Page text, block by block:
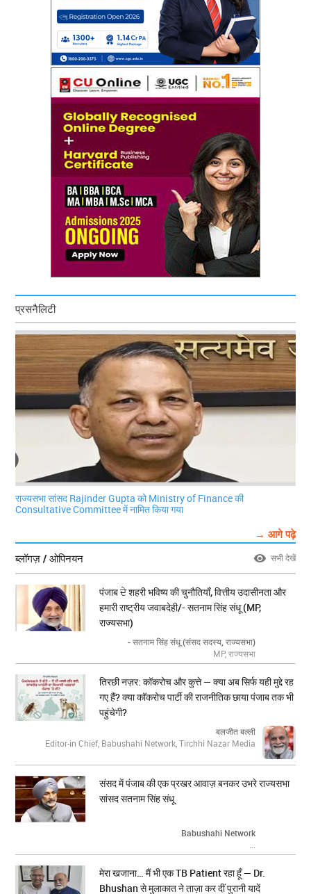
प्रसनैलिटी
राज्यसभा सांसद Rajinder Gupta को Ministry of Finance की
Consultative Committee में नामित किया गया
→ आगे पढ़े
ब्लॉगज़ / ओपिनयन
सभी देखें
पंजाब ਦੇ शहरी भविष्य की चुनौतियाँ, वित्तीय उदासीनता और
हमारी राष्ट्रीय जवाबदेही/- सतनाम सिंह संधू (MP,
राज्यसभा)
- सतनाम सिंह संधू (संसद सदस्य, राज्यसभा)
MP, राज्यसभा
तिरछी नज़र: कॉकरोच और कुत्ते — क्या अब सिर्फ यही मुद्दे रह
गए हैं? क्या कॉकरोच पार्टी की राजनीतिक छाया पंजाब तक भी
पहुंचेगी?
बलजीत बल्ली
Editor-in Chief, Babushahi Network, Tirchhi Nazar Media
संसद में पंजाब की एक प्रखर आवाज़ बनकर उभरे राज्यसभा
सांसद सतनाम सिंह संधू
Babushahi Network
मेरा खजाना… मैं भी एक TB Patient रहा हूँ — Dr.
Bhushan से मुलाकात ने ताज़ा कर दीं पुरानी यादें